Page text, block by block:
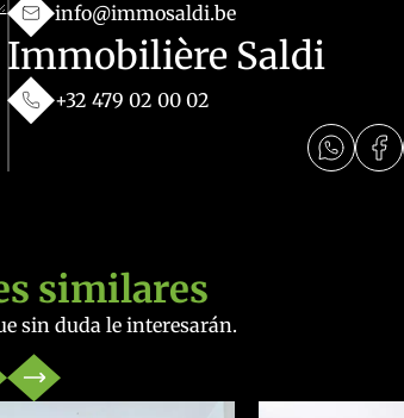
info@immosaldi.be
Immobilière Saldi
+32 479 02 00 02
similares
sin duda le interesarán.